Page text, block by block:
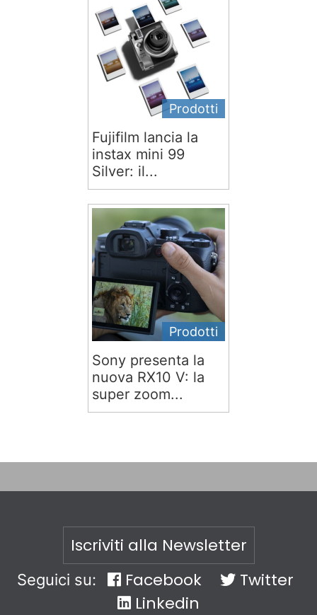
Prodotti
Fujifilm lancia la
instax mini 99
Silver: il...
Prodotti
Sony presenta la
nuova RX10 V: la
super zoom...
Iscriviti alla Newsletter
Seguici su: Facebook
Twitter
Linkedin